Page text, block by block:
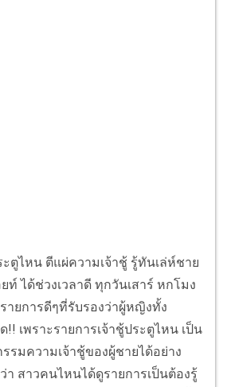
ไหน ตีแผ่ความเจ้าชู้ รู้ทันเล่ห์ชาย
ได้ช่วงเวลาดี ทุกวันเสาร์ หกโมง
ายการดีๆที่รับรองว่าผู้หญิงทั้ง
เพราะรายการเจ้าชู้ประตูไหน เป็น
รมความเจ้าชู้ของผู้ชายได้อย่าง
า สาวคนไหนได้ดูรายการเป็นต้องรู้